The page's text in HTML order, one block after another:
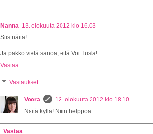
Nanna 13. elokuuta 2012 klo 16.03
Siis näitä!
Ja pakko vielä sanoa, että Voi Tusla!
Vastaa
Vastaukset
Veera
13. elokuuta 2012 klo 18.10
Näitä kyllä! Niiin helppoa.
Vastaa